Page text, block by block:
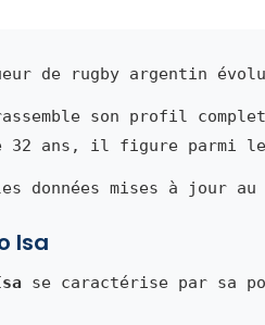
de rugby argentin
son profil
32 ans, il figure parmi
données mises à jour
Isa
se caractérise par sa